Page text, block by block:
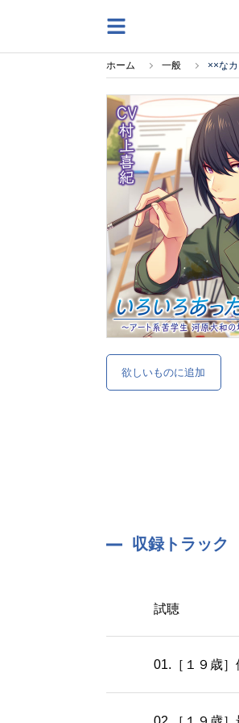
ホーム 一般 ××な
欲しいものに追加
収録トラック
試聴
01.［１９歳］